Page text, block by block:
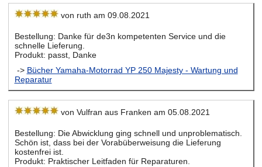
von ruth am 09.08.2021
Bestellung: Danke für de3n kompetenten Service und die
schnelle Lieferung.
Produkt: passt, Danke
-> Bücher Yamaha-Motorrad YP 250 Majesty - Wartung und
Reparatur
von Vulfran aus Franken am 05.08.2021
Bestellung: Die Abwicklung ging schnell und unproblematisch.
Schön ist, dass bei der Vorabüberweisung die Lieferung
kostenfrei ist.
Produkt: Praktischer Leitfaden für Reparaturen.